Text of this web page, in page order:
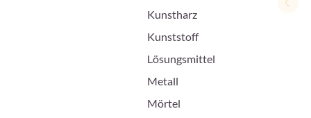
Kunstharz
Kunststoff
Lösungsmittel
Metall
Mörtel